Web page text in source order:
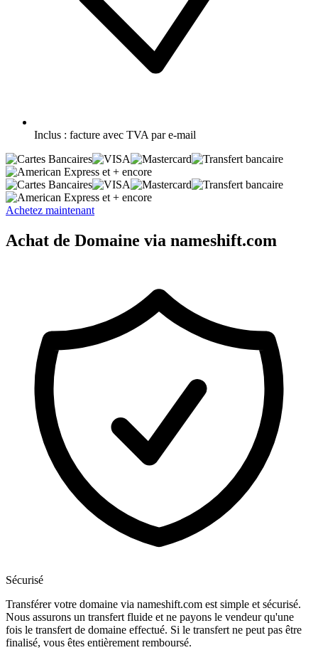
Inclus : facture avec TVA par e-mail
et + encore
et + encore
Achetez maintenant
Achat de Domaine via nameshift.com
Sécurisé
Transférer votre domaine via nameshift.com est simple et sécurisé.
Nous assurons un transfert fluide et ne payons le vendeur qu'une
fois le transfert de domaine effectué. Si le transfert ne peut pas être
finalisé, vous êtes entièrement remboursé.